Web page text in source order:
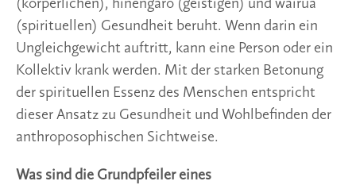
(körperlichen), hinengaro (geistigen) und wairua
(spirituellen) Gesundheit beruht. Wenn darin ein
Ungleichgewicht auftritt, kann eine Person oder ein
Kollektiv krank werden. Mit der starken Betonung
der spirituellen Essenz des Menschen entspricht
dieser Ansatz zu Gesundheit und Wohlbefinden der
anthroposophischen Sichtweise.
Was sind die Grundpfeiler eines